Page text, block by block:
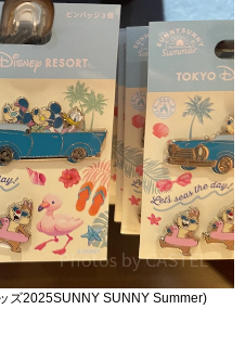
ズ2025SUNNY SUNNY Summer)